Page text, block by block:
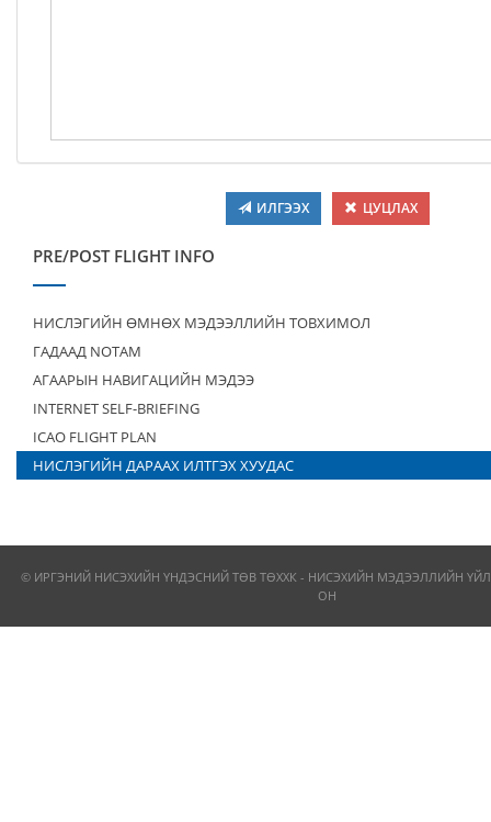
ИЛГЭЭХ ЦУЦЛАХ
PRE/POST FLIGHT INFO
НИСЛЭГИЙН ӨМНӨХ МЭДЭЭЛЛИЙН ТОВХИМОЛ
ГАДААД NOTAM
АГААРЫН НАВИГАЦИЙН МЭДЭЭ
INTERNET SELF-BRIEFING
ICAO FLIGHT PLAN
НИСЛЭГИЙН ДАРААХ ИЛТГЭХ ХУУДАС
© ИРГЭНИЙ НИСЭХИЙН ҮНДЭСНИЙ ТӨВ ТӨХХК - НИСЭХИЙН МЭДЭЭЛЛИЙН
ОН